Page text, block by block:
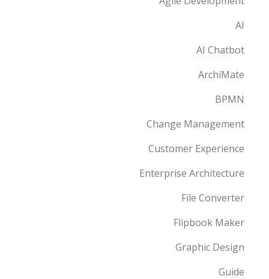
AI
AI Chatbot
ArchiMate
BPMN
Change Management
Customer Experience
Enterprise Architecture
File Converter
Flipbook Maker
Graphic Design
Guide